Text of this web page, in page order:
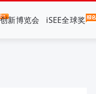
创新博览会 iSEE全球奖